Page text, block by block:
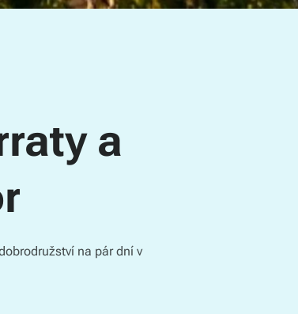
a
na pár dní v